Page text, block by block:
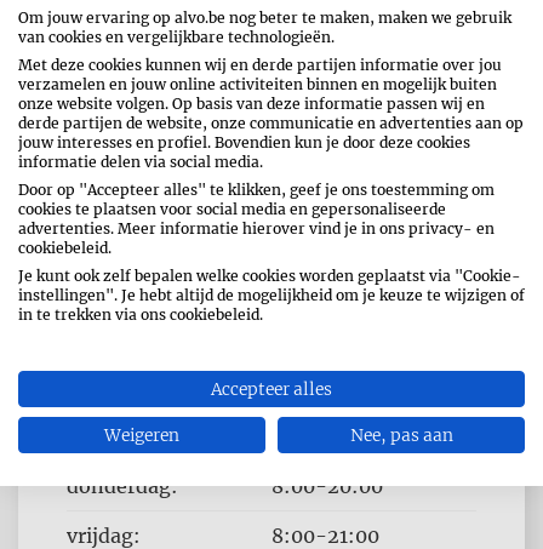
OPENINGSUREN
Dag
Time
8:00-20:00
woensdag: 8:00-20:00
donderdag: 8:00-20:00
vrijdag: 8:00-21:00
Om jouw ervaring op alvo.be nog beter te maken, maken we gebruik
van cookies en vergelijkbare technologieën.
Met deze cookies kunnen wij en derde partijen informatie over jou
verzamelen en jouw online activiteiten binnen en mogelijk buiten
onze website volgen. Op basis van deze informatie passen wij en
derde partijen de website, onze communicatie en advertenties aan op
jouw interesses en profiel. Bovendien kun je door deze cookies
informatie delen via social media.
Door op "Accepteer alles" te klikken, geef je ons toestemming om
cookies te plaatsen voor social media en gepersonaliseerde
advertenties. Meer informatie hierover vind je in ons privacy- en
cookiebeleid.
Je kunt ook zelf bepalen welke cookies worden geplaatst via "Cookie-
instellingen". Je hebt altijd de mogelijkheid om je keuze te wijzigen of
in te trekken via ons cookiebeleid.
Accepteer alles
Weigeren Nee, pas aan